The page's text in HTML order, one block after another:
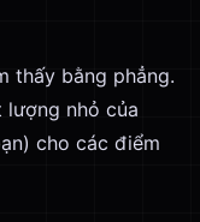
thấy bằng phẳng.
lượng nhỏ của
cho các điểm